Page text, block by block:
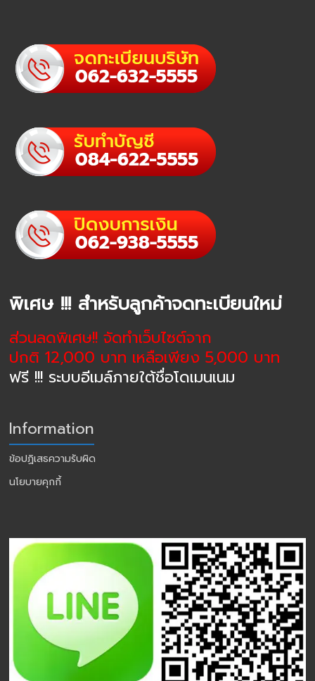
พิเศษ !!! สำหรับลูกค้าจดทะเบียนใหม่
ส่วนลดพิเศษ!! จัดทำเว็บไซต์จาก
ปกติ 12,000 บาท เหลือเพียง 5,000 บาท
ฟรี !!! ระบบอีเมล์ภายใต้ชื่อโดเมนเนม
Information
ข้อปฏิเสธความรับผิด
นโยบายคุกกี้